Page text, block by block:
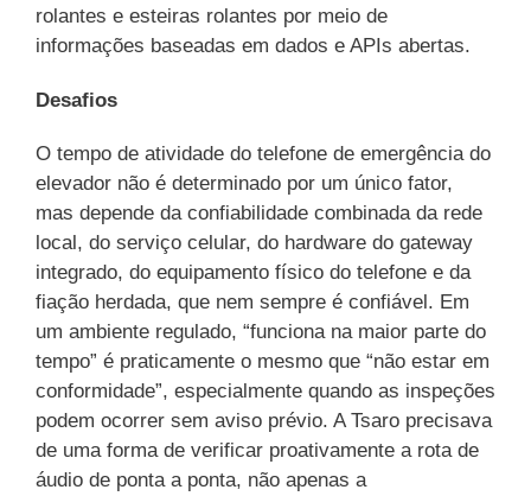
rolantes e esteiras rolantes por meio de
informações baseadas em dados e APIs abertas.
Desafios
O tempo de atividade do telefone de emergência do
elevador não é determinado por um único fator,
mas depende da confiabilidade combinada da rede
local, do serviço celular, do hardware do gateway
integrado, do equipamento físico do telefone e da
fiação herdada, que nem sempre é confiável. Em
um ambiente regulado, “funciona na maior parte do
tempo” é praticamente o mesmo que “não estar em
conformidade”, especialmente quando as inspeções
podem ocorrer sem aviso prévio. A Tsaro precisava
de uma forma de verificar proativamente a rota de
áudio de ponta a ponta, não apenas a